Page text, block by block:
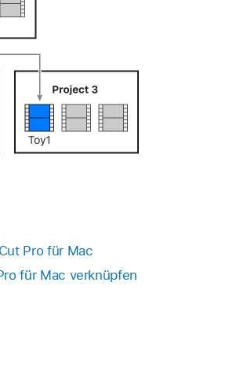
Pro für Mac
für Mac verknüpfen